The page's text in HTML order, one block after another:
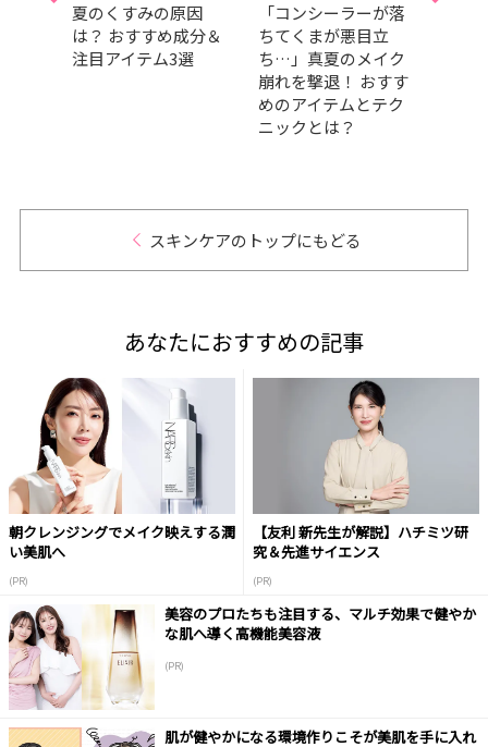
夏のくすみの原因
は？ おすすめ成分＆
注目アイテム3選
「コンシーラーが落
ちてくまが悪目立
ち…」真夏のメイク
崩れを撃退！ おすす
めのアイテムとテク
ニックとは？
スキンケアのトップにもどる
あなたにおすすめの記事
朝クレンジングでメイク映えする潤
い美肌へ
(PR)
【友利 新先生が解説】ハチミツ研
究＆先進サイエンス
(PR)
美容のプロたちも注目する、マルチ効果で健やか
な肌へ導く高機能美容液
(PR)
肌が健やかになる環境作りこそが美肌を手に入れ